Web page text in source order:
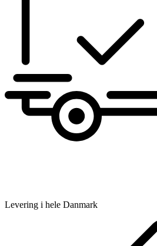
Levering i hele Danmark